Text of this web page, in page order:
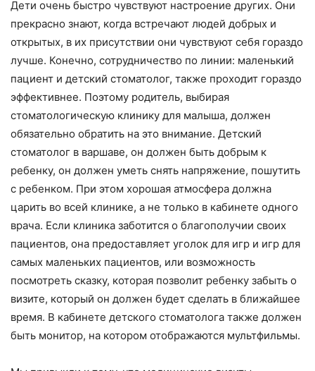
Дети очень быстро чувствуют настроение других. Они
прекрасно знают, когда встречают людей добрых и
открытых, в их присутствии они чувствуют себя гораздо
лучше. Конечно, сотрудничество по линии: маленький
пациент и детский стоматолог, также проходит гораздо
эффективнее. Поэтому родитель, выбирая
стоматологическую клинику для малыша, должен
обязательно обратить на это внимание. Детский
стоматолог в варшаве, он должен быть добрым к
ребенку, он должен уметь снять напряжение, пошутить
с ребенком. При этом хорошая атмосфера должна
царить во всей клинике, а не только в кабинете одного
врача. Если клиника заботится о благополучии своих
пациентов, она предоставляет уголок для игр и игр для
самых маленьких пациентов, или возможность
посмотреть сказку, которая позволит ребенку забыть о
визите, который он должен будет сделать в ближайшее
время. В кабинете детского стоматолога также должен
быть монитор, на котором отображаются мультфильмы.